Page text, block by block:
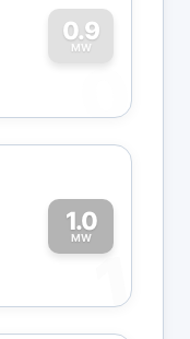
0.9
MW
0
1.0
MW
1